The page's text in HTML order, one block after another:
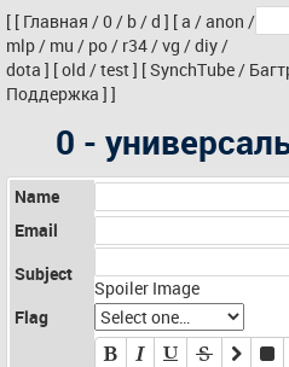
[ [ Главная /0 / b/d ] [a /anon /
mlp/ mu / po/ r34/vg /diy/
dota ] [old /test] [SynchTube/
Поддержка ] ]
0 -
Name
Email
Subject
Spoiler Image
Flag